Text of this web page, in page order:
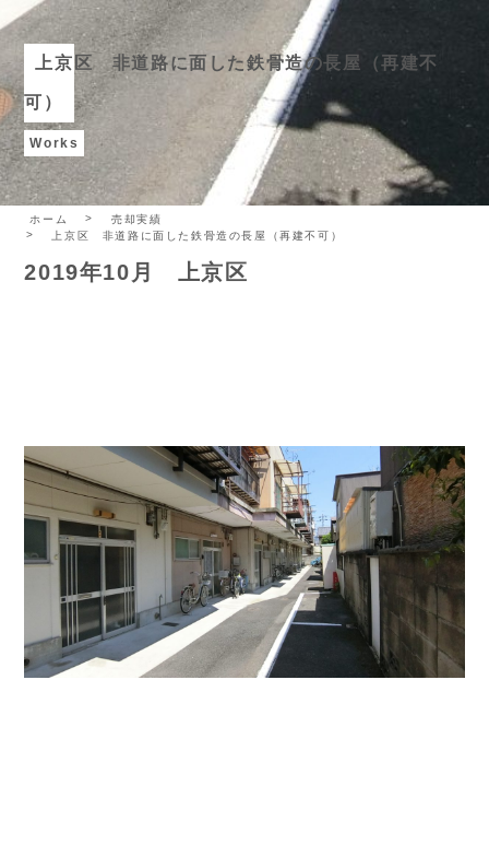
上京区 非道路に面した鉄骨造の長屋（再建不
可）
Works
ホーム
売却実績
上京区 非道路に面した鉄骨造の長屋（再建不可）
2019年10月 上京区